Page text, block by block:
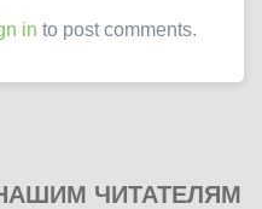
in to post comments.
ЧИТАТЕЛЯМ